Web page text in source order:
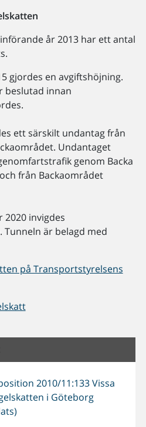
år 2013 har ett antal
gjordes en avgiftshöjning.
beslutad innan
ett särskilt undantag från
Undantaget
genom Backa
från Backaområdet
2020 invigdes
är belagd med
på Transportstyrelsens
2010/11:133 Vissa
i Göteborg